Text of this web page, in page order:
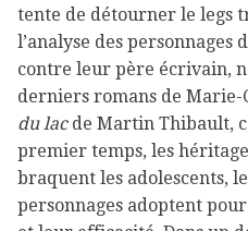
tente de détourner le legs
l’analyse des personnages
contre leur père écrivain,
derniers romans de Marie-
du lacde Martin Thibault,
premier temps, les
braquent les adolescents,
personnages adoptent